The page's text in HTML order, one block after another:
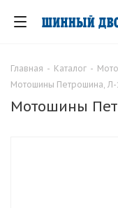
Главная - Каталог -
Мотошины Петрошина, Л-
Мотошины